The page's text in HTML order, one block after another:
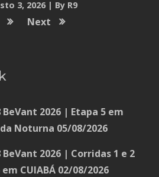
3, 2026 By R9
Next
BeVant 2026 | Etapa 5 em
Noturna 05/08/2026
BeVant 2026 | Corridas 1 e 2
CUIABÁ 02/08/2026